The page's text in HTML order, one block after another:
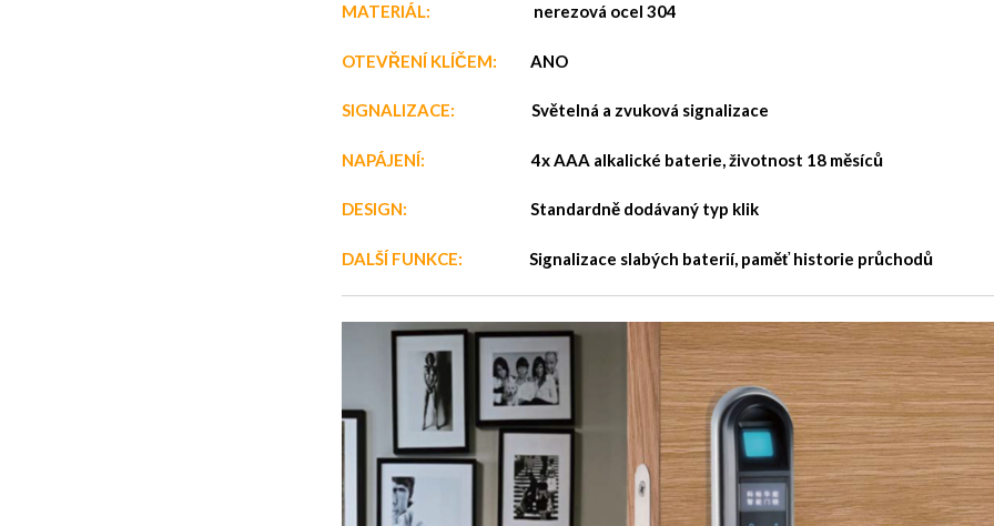
MATERIÁL: nerezová ocel 304
OTEVŘENÍ KLÍČEM: ANO
SIGNALIZACE: Světelná a zvuková signalizace
NAPÁJENÍ: 4x AAA alkalické baterie, životnost 18 měsíců
DESIGN: Standardně dodávaný typ klik
DALŠÍ FUNKCE: Signalizace slabých baterií, paměť historie průchodů